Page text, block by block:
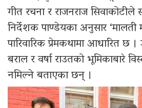
गीत रचना र राजनराज सिवाकोटीले
निर्देशक पाण्डेयका अनुसार
पारिवारिक प्रेमकथामा आधारित
बराल र वर्षा राउतको भूमिकाबारे
नमिल्ने बताएका छन् ।